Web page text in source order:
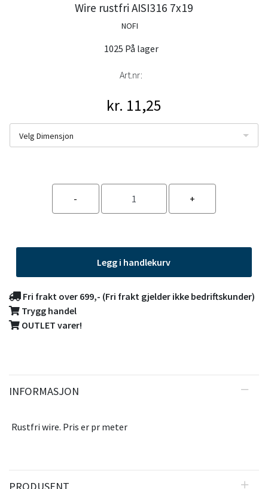
Wire rustfri AISI316 7x19
NOFI
1025 På lager
Art.nr:
kr. 11,25
Velg Dimensjon
Legg i handlekurv
Fri frakt over 699,- (Fri frakt gjelder ikke bedriftskunder)
Trygg handel
OUTLET varer!
INFORMASJON
Rustfri wire. Pris er pr meter